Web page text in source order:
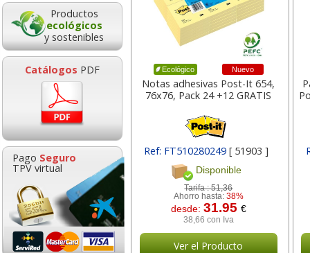
Productos
ecológicos
y sostenibles
Catálogos PDF
Pago Seguro
TPV virtual
Ecológico Nuevo
Notas adhesivas Post-It 654,
76x76, Pack 24 +12 GRATIS
Ref: FT510280249[ 51903 ]
Disponible
Tarifa :51,36
Ahorro hasta: 38%
desde: 31.95 €
38,66 con Iva
Ver el Producto
Ceras Plastidecor 24
Colores Bic kids
desde:
5,93 con Iva
Compás Maped
System con
5,86 con Iva
Goma de borrar
moldeable maleable
para carboncillo o
grafito
HP 304 302